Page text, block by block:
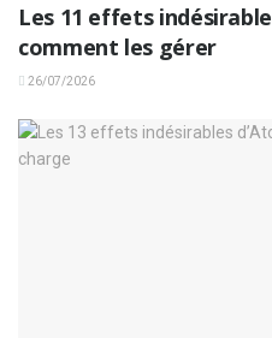
Les 11 effets
comment les gérer
26/07/2026